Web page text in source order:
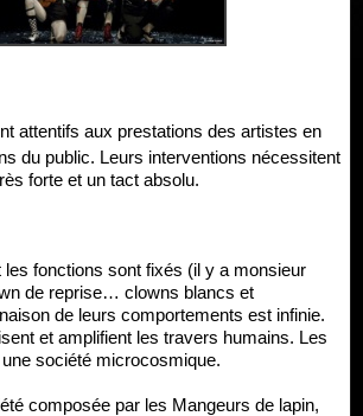
attentifs aux prestations des artistes en
du public. Leurs interventions nécessitent
forte et un tact absolu.
fonctions sont fixés (il y a monsieur
de reprise… clowns blancs et
de leurs comportements est infinie.
et amplifient les travers humains. Les
société microcosmique.
composée par les Mangeurs de lapin,